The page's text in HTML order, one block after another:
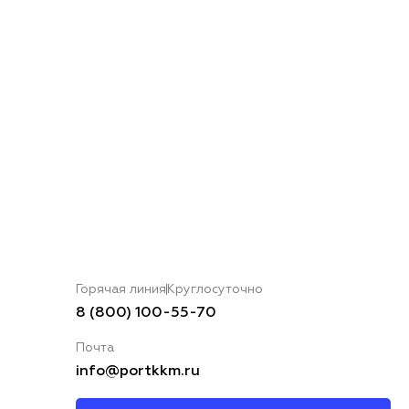
Горячая линия Круглосуточно
8 (800) 100-55-70
Почта
info@portkkm.ru